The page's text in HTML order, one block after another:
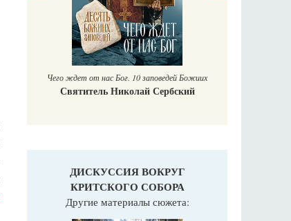
Чего ждет от нас Бог. 10 заповедей Божиих
Святитель Николай Сербский
ДИСКУССИЯ ВОКРУГ
КРИТСКОГО СОБОРА
Другие материалы сюжета: